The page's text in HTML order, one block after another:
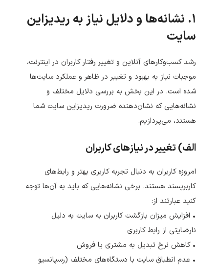
۱. نشانه‌ها و دلایل نیاز به ریدیزاین
سایت
رشد کسب‌وکارهای آنلاین و تغییر رفتار کاربران در اینترنت،
موجبات نیاز به بهبود و تغییر در ظاهر و عملکرد سایت‌ها
شده است. در این بخش به بررسی دلایل مختلف و
نشانه‌هایی که نشان‌دهنده ضرورت ریدیزاین سایت شما
هستند، می‌پردازیم.
الف) تغییر در نیازهای کاربران
امروزه کاربران به دنبال تجربه کاربری بهتر و رابط‌های
کاربرپسند هستند. برخی نشانه‌هایی که باید به آن‌ها توجه
کنید عبارتند از:
• افزایش میزان بازگشت کاربران به سایت به دلیل
نارضایتی از رابط کاربری
• کاهش نرخ تبدیل به مشتری یا فروش
• عدم انطباق سایت با دستگاه‌های مختلف (رسپانسیو